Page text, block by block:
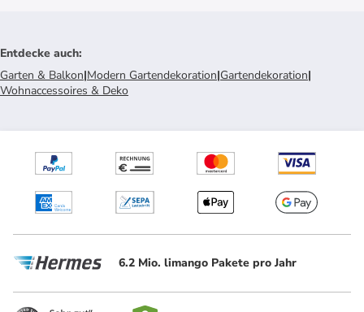
Entdecke auch:
Garten & Balkon|Modern Gartendekoration|Gartendekoration|
Wohnaccessoires & Deko
6.2 Mio. limango Pakete pro Jahr